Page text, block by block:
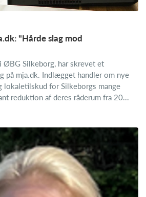
"Hårde slag mod
ØBG Silkeborg, har skrevet et
på mja.dk. Indlægget handler om nye
lokaletilskud for Silkeborgs mange
reduktion af deres råderum fra 20...